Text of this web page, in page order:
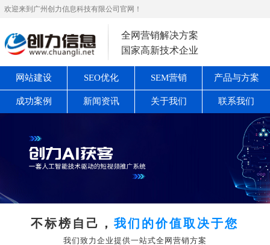
欢迎来到广州创力信息科技有限公司官网！
全网营销解决方案
国家高新技术企业
网站建设 SEO优化 SEM营销 产品与方案
成功案例 新闻资讯 关于我们 联系我们
不标榜自己，我们的价值取决于您
我们致力企业提供一站式全网营销方案